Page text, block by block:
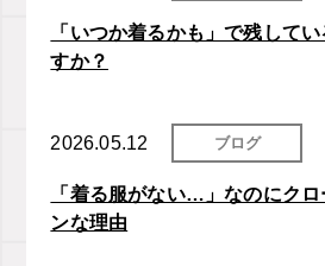
「いつか着るかも」で残して
すか？
2026.05.12 ブログ
「着る服がない…」なのにク
ンな理由